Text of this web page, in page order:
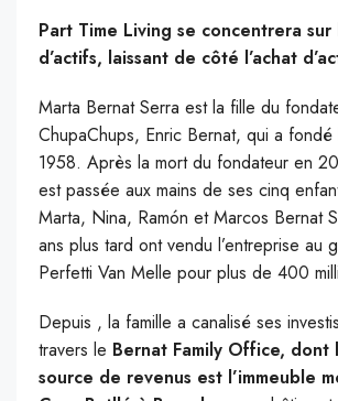
Part Time Living se concentrera
d’actifs, laissant de côté l’achat
Marta Bernat Serra est la fille du
ChupaChups, Enric Bernat, qui a fondé
1958. Après la mort du fondateur en
est passée aux mains de ses cinq
Marta, Nina, Ramón et Marcos Bernat
ans plus tard ont vendu l’entreprise au
Perfetti Van Melle pour plus de 400
Depuis , la famille a canalisé ses
travers le Bernat Family Office, dont
source de revenus est l’immeuble